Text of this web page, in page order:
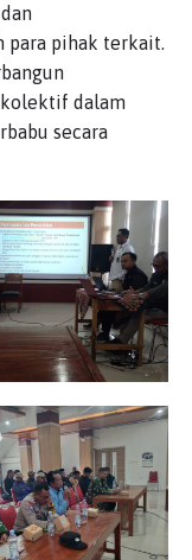
para pihak terkait.
kolektif dalam
secara